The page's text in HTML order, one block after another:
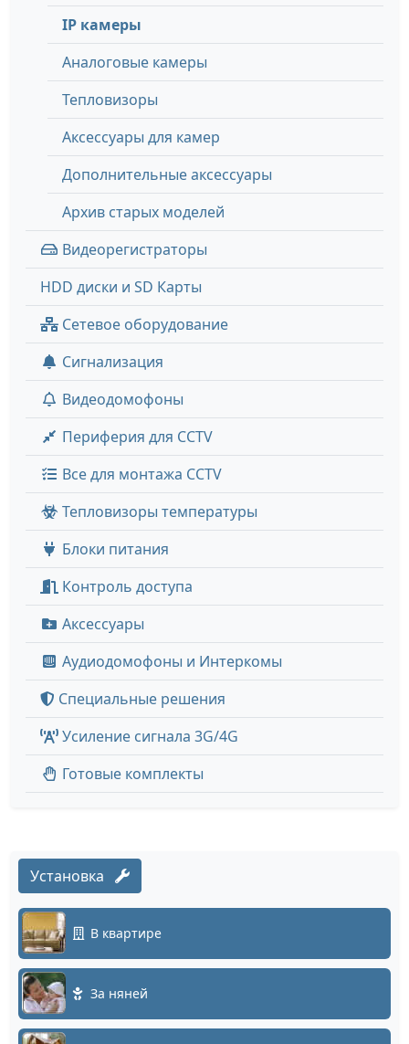
IP камеры
Аналоговые камеры
Тепловизоры
Аксессуары для камер
Дополнительные аксессуары
Архив старых моделей
Видеорегистраторы
HDD диски и SD Карты
Сетевое оборудование
Сигнализация
Видеодомофоны
Периферия для CCTV
Все для монтажа CCTV
Тепловизоры температуры
Блоки питания
Контроль доступа
Аксессуары
Аудиодомофоны и Интеркомы
Специальные решения
Усиление сигнала 3G/4G
Готовые комплекты
Установка
В квартире
За няней